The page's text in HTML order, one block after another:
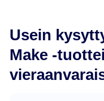
Usein
Make -